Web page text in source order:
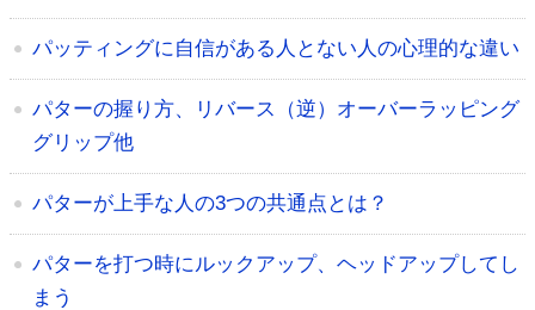
パッティングに自信がある人とない人の心理的な違い
パターの握り方、リバース（逆）オーバーラッピング
グリップ他
パターが上手な人の3つの共通点とは？
パターを打つ時にルックアップ、ヘッドアップしてし
まう